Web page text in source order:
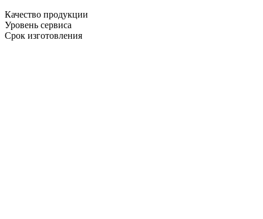
Качество продукции
Уровень сервиса
Срок изготовления